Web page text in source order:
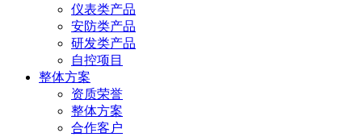
仪表类产品
安防类产品
研发类产品
自控项目
整体方案
资质荣誉
整体方案
合作客户